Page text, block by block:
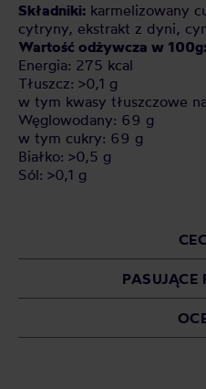
Składniki: karmelizowany
cytryny, ekstrakt z dyni,
Wartość odżywcza w 100g:
Energia: 275 kcal
Tłuszcz: >0,1 g
w tym kwasy tłuszczowe
Węglowodany: 69 g
w tym cukry: 69 g
Białko: >0,5 g
Sól: >0,1 g
PASUJĄCE